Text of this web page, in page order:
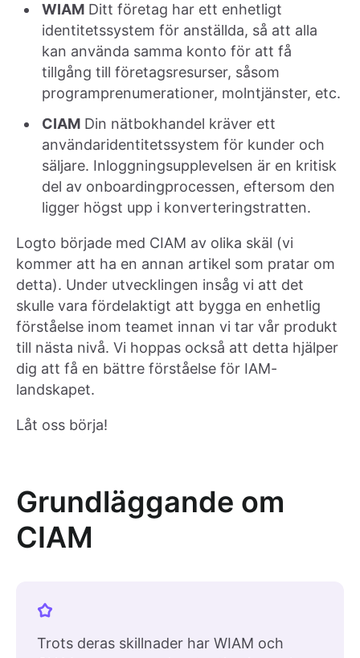
WIAM Ditt företag har ett enhetligt
identitetssystem för anställda, så att alla
kan använda samma konto för att få
tillgång till företagsresurser, såsom
programprenumerationer, molntjänster, etc.
CIAM Din nätbokhandel kräver ett
användaridentitetssystem för kunder och
säljare. Inloggningsupplevelsen är en kritisk
del av onboardingprocessen, eftersom den
ligger högst upp i konverteringstratten.
Logto började med CIAM av olika skäl (vi
kommer att ha en annan artikel som pratar om
detta). Under utvecklingen insåg vi att det
skulle vara fördelaktigt att bygga en enhetlig
förståelse inom teamet innan vi tar vår produkt
till nästa nivå. Vi hoppas också att detta hjälper
dig att få en bättre förståelse för IAM-
landskapet.
Låt oss börja!
Grundläggande om
CIAM
Trots deras skillnader har WIAM och